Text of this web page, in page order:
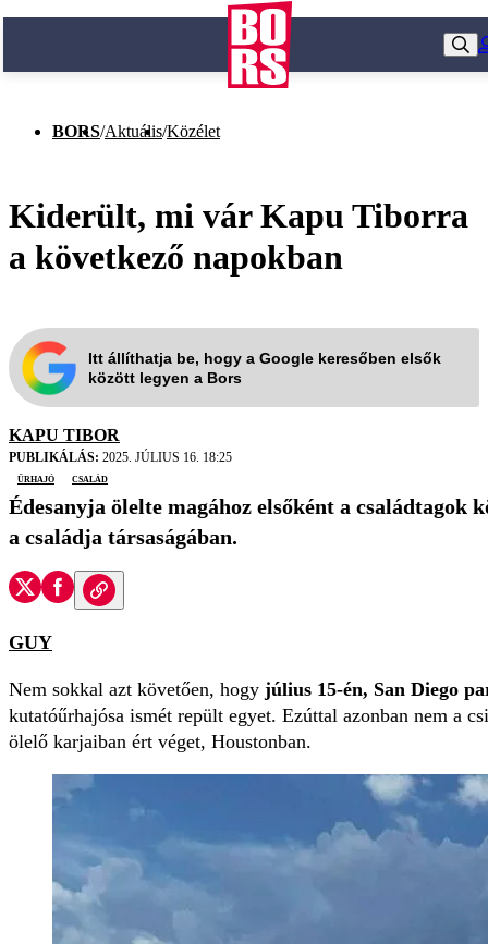
BORS/Aktuális/Közélet
Kiderült, mi vár Kapu Tiborra
a következő napokban
Itt állíthatja be, hogy a Google keresőben elsők
között legyen a Bors
KAPU TIBOR
PUBLIKÁLÁS: 2025. JÚLIUS 16. 18:25
űrhajó
család
Édesanyja ölelte magához elsőként a
a családja társaságában.
GUY
Nem sokkal azt követően, hogy július 15-én, San Diego
kutatóűrhajósa ismét repült egyet. Ezúttal azonban nem a
ölelő karjaiban ért véget, Houstonban.